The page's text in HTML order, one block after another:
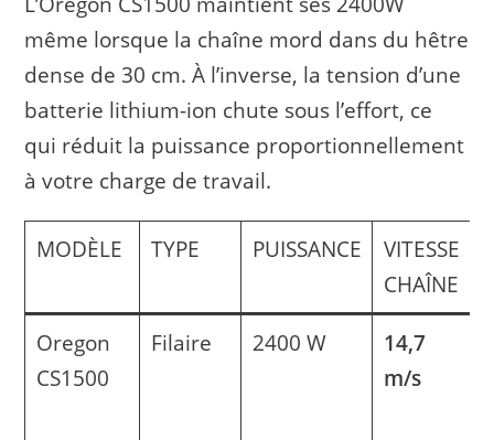
même lorsque la chaîne mord dans du hêtre
dense de 30 cm. À l’inverse, la tension d’une
batterie lithium-ion chute sous l’effort, ce
qui réduit la puissance proportionnellement
à votre charge de travail.
MODÈLE TYPE PUISSANCE
VITESSE
CHAÎNE
Oregon
CS1500
Filaire 2400 W
14,7
m/s